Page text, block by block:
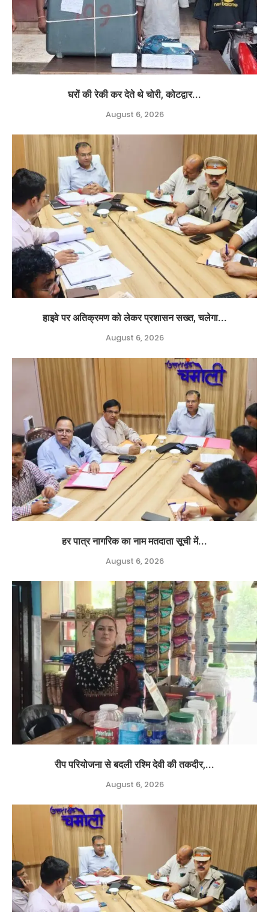
घरों की रेकी कर देते थे चोरी, कोटद्वार...
August 6, 2026
हाइवे पर अतिक्रमण को लेकर प्रशासन सख्त, चलेगा...
August 6, 2026
हर पात्र नागरिक का नाम मतदाता सूची में...
August 6, 2026
रीप परियोजना से बदली रश्मि देवी की तकदीर,...
August 6, 2026